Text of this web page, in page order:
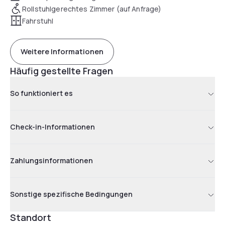
Rollstuhlgerechtes Zimmer (auf Anfrage)
Fahrstuhl
Weitere Informationen
Häufig gestellte Fragen
So funktioniert es
Check-in-Informationen
Zahlungsinformationen
Sonstige spezifische Bedingungen
Standort